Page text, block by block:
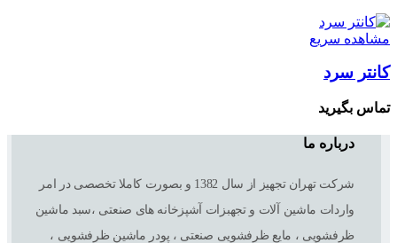
مشاهده سریع
کانتر سرد
تماس بگیرید
درباره ما
شرکت تهران تجهیز از سال 1382 و بصورت کاملا تخصصی در امر
واردات ماشین آلات و تجهبزات آشپزخانه های صنعتی ،سبد ماشین
ظرفشویی ، مایع ظرفشویی صنعتی ، پودر ماشین ظرفشویی ،